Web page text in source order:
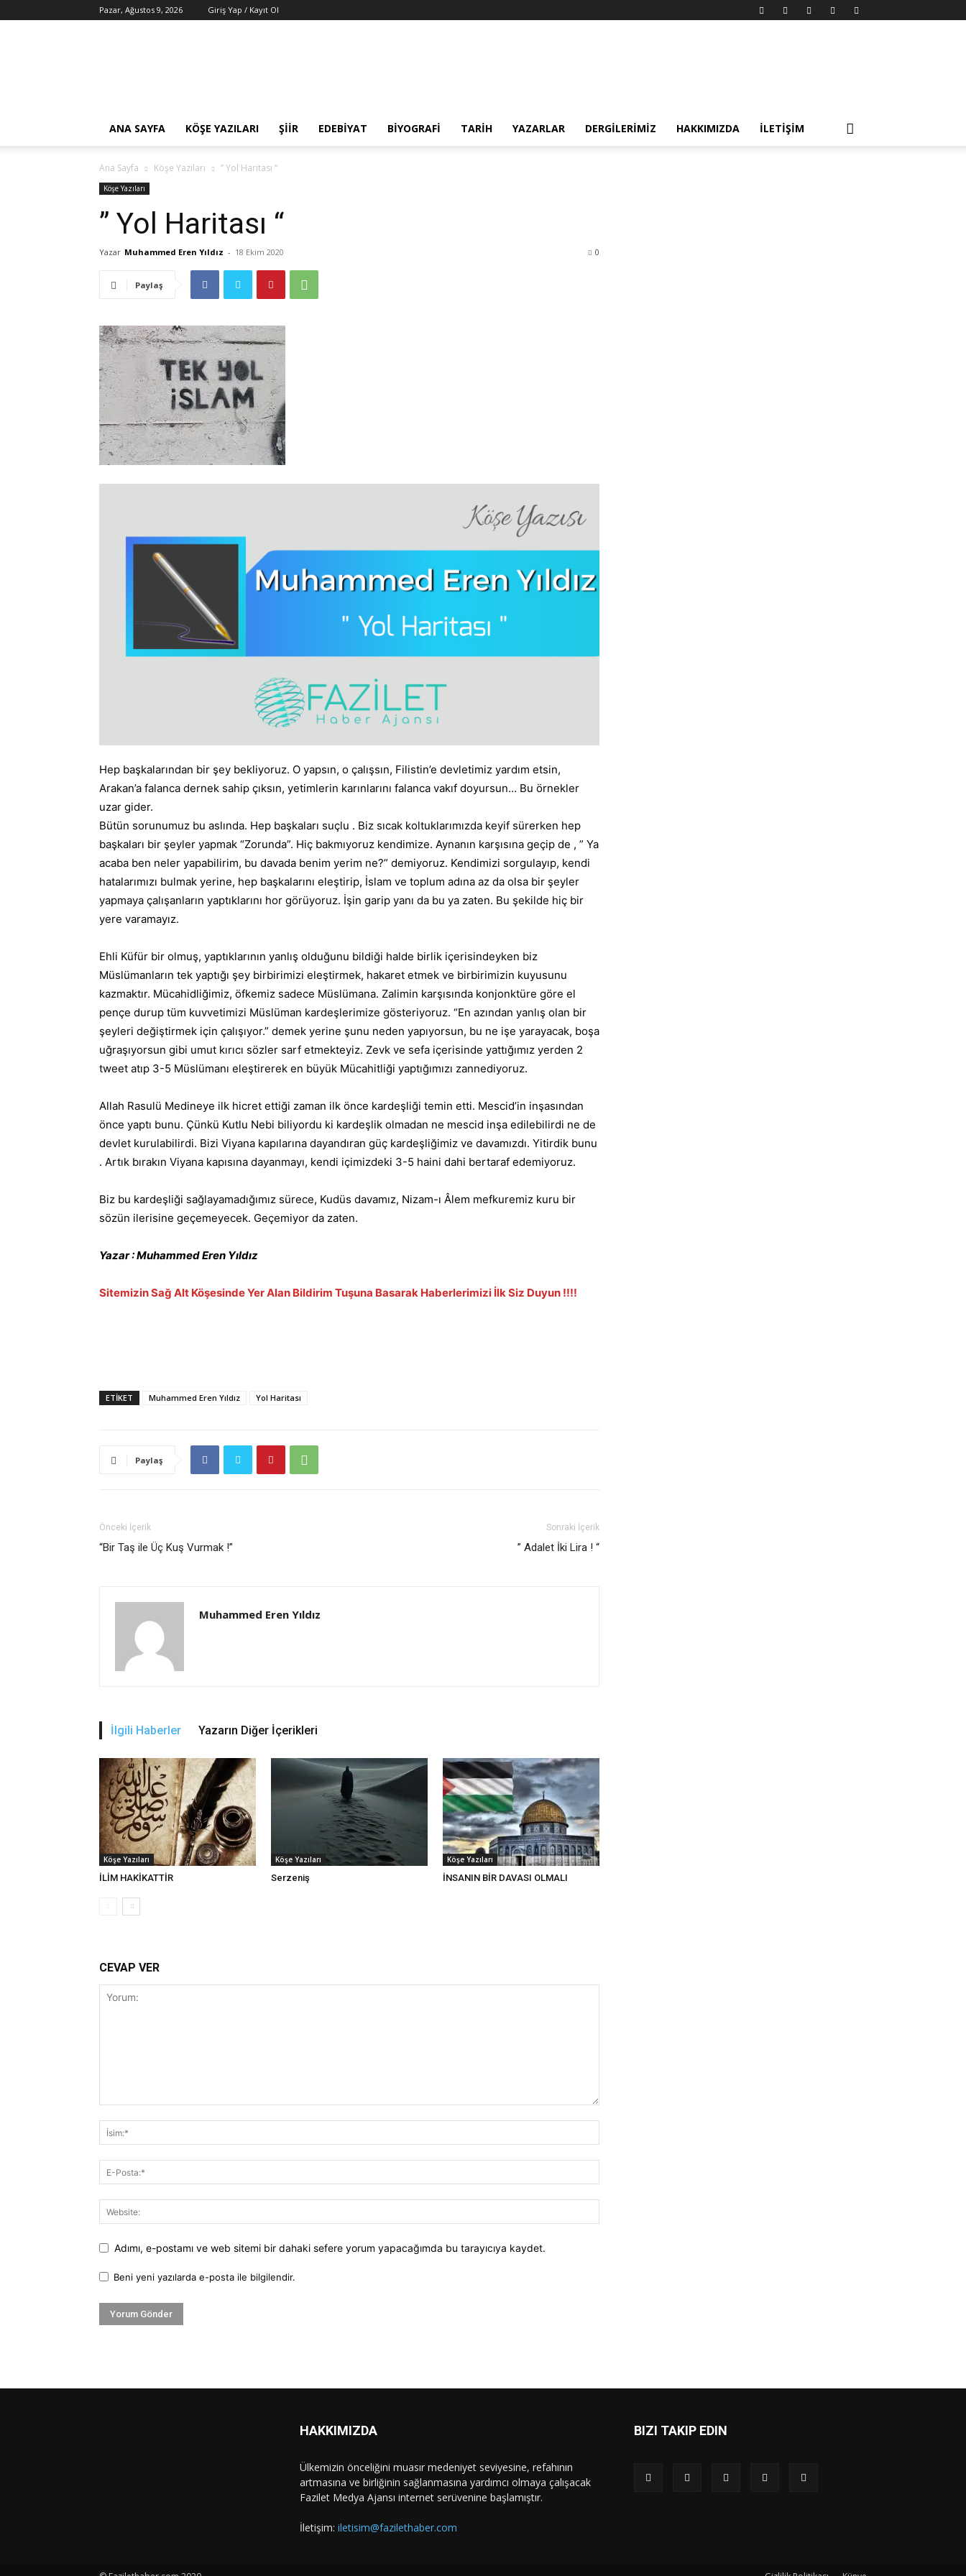
Pazar, Ağustos 9, 2026 Giriş Yap / Kayıt Ol
ANA SAYFA KÖŞE YAZILARI ŞIIR EDEBIYAT BIYOGRAFI TARIH YAZARLAR DERGILERIMIZ HAKKIMIZDA İLETIŞIM
Ana Sayfa Köşe Yazıları ” Yol Haritası “
Köşe Yazıları
” Yol Haritası “
Yazar Muhammed Eren Yıldız - 18 Ekim 2020 0
Paylaş
Hep başkalarından bir şey bekliyoruz. O yapsın, o çalışsın, Filistin’e devletimiz yardım etsin,
Arakan’a falanca dernek sahip çıksın, yetimlerin karınlarını falanca vakıf doyursun… Bu örnekler
uzar gider.
Bütün sorunumuz bu aslında. Hep başkaları suçlu . Biz sıcak koltuklarımızda keyif sürerken hep
başkaları bir şeyler yapmak “Zorunda”. Hiç bakmıyoruz kendimize. Aynanın karşısına geçip de , ” Ya
acaba ben neler yapabilirim, bu davada benim yerim ne?” demiyoruz. Kendimizi sorgulayıp, kendi
hatalarımızı bulmak yerine, hep başkalarını eleştirip, İslam ve toplum adına az da olsa bir şeyler
yapmaya çalışanların yaptıklarını hor görüyoruz. İşin garip yanı da bu ya zaten. Bu şekilde hiç bir
yere varamayız.
Ehli Küfür bir olmuş, yaptıklarının yanlış olduğunu bildiği halde birlik içerisindeyken biz
Müslümanların tek yaptığı şey birbirimizi eleştirmek, hakaret etmek ve birbirimizin kuyusunu
kazmaktır. Mücahidliğimiz, öfkemiz sadece Müslümana. Zalimin karşısında konjonktüre göre el
pençe durup tüm kuvvetimizi Müslüman kardeşlerimize gösteriyoruz. “En azından yanlış olan bir
şeyleri değiştirmek için çalışıyor.” demek yerine şunu neden yapıyorsun, bu ne işe yarayacak, boşa
uğraşıyorsun gibi umut kırıcı sözler sarf etmekteyiz. Zevk ve sefa içerisinde yattığımız yerden 2
tweet atıp 3-5 Müslümanı eleştirerek en büyük Mücahitliği yaptığımızı zannediyoruz.
Allah Rasulü Medineye ilk hicret ettiği zaman ilk önce kardeşliği temin etti. Mescid’in inşasından
önce yaptı bunu. Çünkü Kutlu Nebi biliyordu ki kardeşlik olmadan ne mescid inşa edilebilirdi ne de
devlet kurulabilirdi. Bizi Viyana kapılarına dayandıran güç kardeşliğimiz ve davamızdı. Yitirdik bunu
. Artık bırakın Viyana kapısına dayanmayı, kendi içimizdeki 3-5 haini dahi bertaraf edemiyoruz.
Biz bu kardeşliği sağlayamadığımız sürece, Kudüs davamız, Nizam-ı Âlem mefkuremiz kuru bir
sözün ilerisine geçemeyecek. Geçemiyor da zaten.
Yazar : Muhammed Eren Yıldız
Sitemizin Sağ Alt Köşesinde Yer Alan Bildirim Tuşuna Basarak Haberlerimizi İlk Siz Duyun !!!!
ETIKET Muhammed Eren Yıldız Yol Haritası
Paylaş
Önceki İçerik
“Bir Taş ile Üç Kuş Vurmak !”
Sonraki İçerik
” Adalet İki Lira ! “
Muhammed Eren Yıldız
İlgili Haberler Yazarın Diğer İçerikleri
Köşe Yazıları
İLİM HAKİKATTİR
Köşe Yazıları
Serzeniş
Köşe Yazıları
İNSANIN BİR DAVASI OLMALI
CEVAP VER
Adımı, e-postamı ve web sitemi bir dahaki sefere yorum yapacağımda bu tarayıcıya kaydet.
Beni yeni yazılarda e-posta ile bilgilendir.
HAKKIMIZDA
Ülkemizin önceliğini muasır medeniyet seviyesine, refahının
artmasına ve birliğinin sağlanmasına yardımcı olmaya çalışacak
Fazilet Medya Ajansı internet serüvenine başlamıştır.
İletişim: iletisim@fazilethaber.com
BIZI TAKIP EDIN